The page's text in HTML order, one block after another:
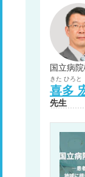
国立病
きた ひろと
喜多
先生